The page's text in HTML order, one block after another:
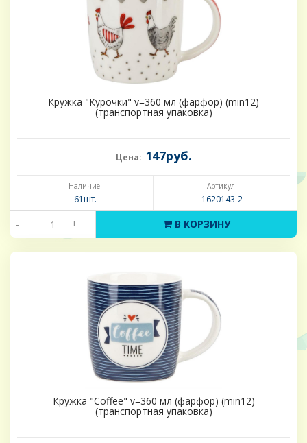
Кружка "Курочки" v=360 мл (фарфор) (min12)
(транспортная упаковка)
Цена: 147руб.
Наличие:
61шт.
Артикул:
1620143-2
- + В КОРЗИНУ
Кружка "Coffee" v=360 мл (фарфор) (min12)
(транспортная упаковка)